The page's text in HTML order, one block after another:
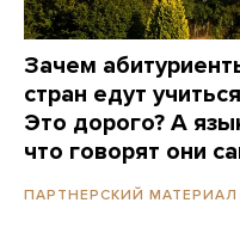
Зачем
стран едут
Это дорого? А
что говорят они
ПАРТНЕРСКИЙ МАТЕРИАЛ